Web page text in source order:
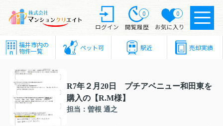
ログイン
0
閲覧履歴
0
お気に入り
福井市内の
物件一覧 ペット可 駅近 売却実績
R7年２月20日 プチアベニュー和田東を
購入の【R.M様】
担当：曽根 通之